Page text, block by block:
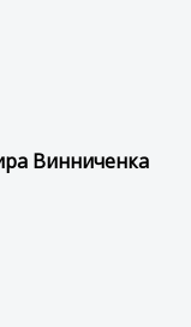
Винниченка